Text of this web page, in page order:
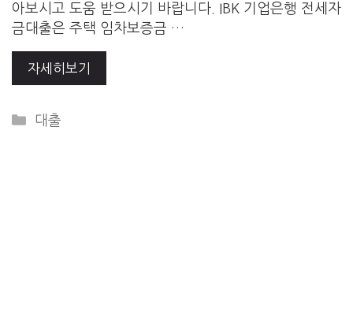
아보시고 도움 받으시기 바랍니다. IBK 기업은행 전세자
금대출은 주택 임차보증금 …
자세히보기
Categories
대출